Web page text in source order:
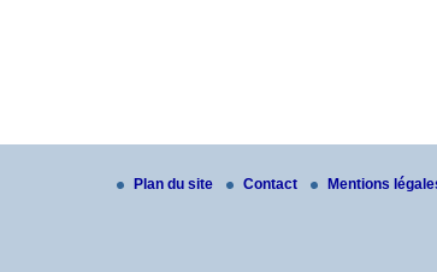
Plan du site Contact Mentions